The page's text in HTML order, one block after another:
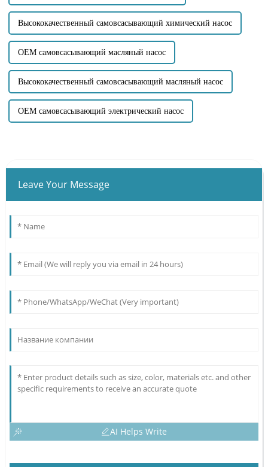
Высококачественный самовсасывающий химический насос
OEM самовсасывающий масляный насос
Высококачественный самовсасывающий масляный насос
OEM самовсасывающий электрический насос
Leave Your Message
AI Helps Write